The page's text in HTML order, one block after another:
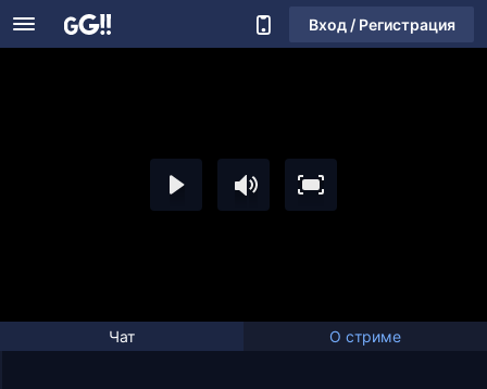
Вход / Регистрация
Чат О стриме